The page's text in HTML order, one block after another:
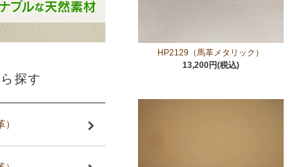
HP2129（馬革メタリック）
13,200円(税込)
探す